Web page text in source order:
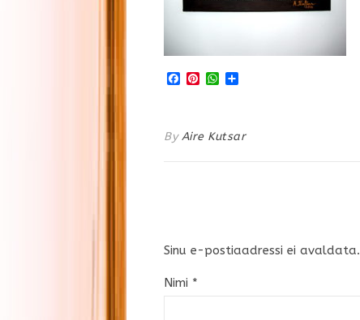
Facebook
PinterestWhatsApp
ByAire Kutsar
Sinu e-postiaadressi ei avaldata.
Nimi *